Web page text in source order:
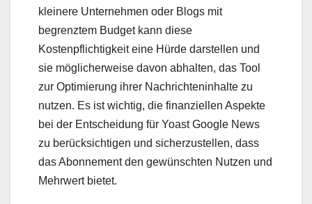
kleinere Unternehmen oder Blogs mit
begrenztem Budget kann diese
Kostenpflichtigkeit eine Hürde darstellen und
sie möglicherweise davon abhalten, das Tool
zur Optimierung ihrer Nachrichteninhalte zu
nutzen. Es ist wichtig, die finanziellen Aspekte
bei der Entscheidung für Yoast Google News
zu berücksichtigen und sicherzustellen, dass
das Abonnement den gewünschten Nutzen und
Mehrwert bietet.